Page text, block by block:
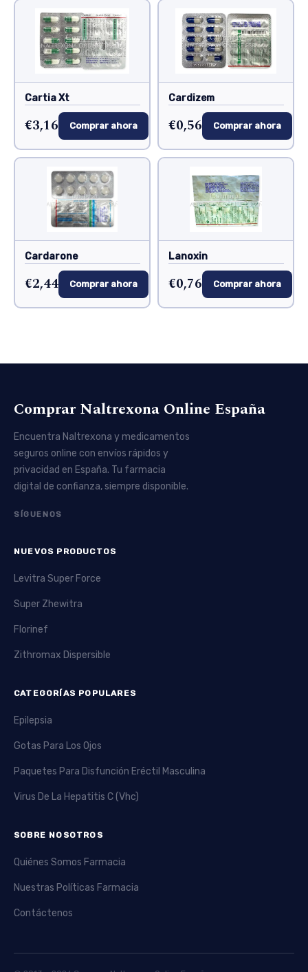
Cartia Xt
€3,16 Comprar ahora
Cardizem
€0,56 Comprar ahora
Cardarone
€2,44 Comprar ahora
Lanoxin
€0,76 Comprar ahora
Comprar Naltrexona Online España
Encuentra Naltrexona y medicamentos
seguros online con envíos rápidos y
privacidad en España. Tu farmacia
digital de confianza, siempre disponible.
SÍGUENOS
NUEVOS PRODUCTOS
Levitra Super Force
Super Zhewitra
Florinef
Zithromax Dispersible
CATEGORÍAS POPULARES
Epilepsia
Gotas Para Los Ojos
Paquetes Para Disfunción Eréctil Masculina
Virus De La Hepatitis C (Vhc)
SOBRE NOSOTROS
Quiénes Somos Farmacia
Nuestras Políticas Farmacia
Contáctenos